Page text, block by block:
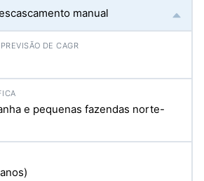
manual
e pequenas fazendas norte-